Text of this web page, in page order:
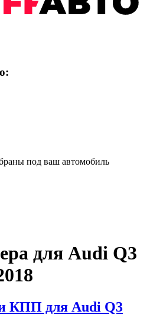
под ваш автомобиль
для Audi Q3
КПП для Audi Q3